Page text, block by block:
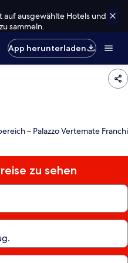
auf ausgewählte Hotels und
sammeln.
App herunterladen
– Palazzo Vertemate Franchi
zu sehen